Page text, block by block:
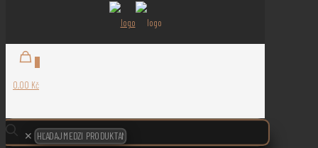
0,00 Kč
✕